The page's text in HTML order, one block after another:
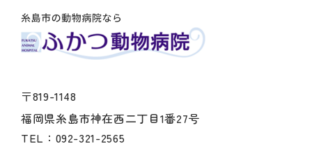
〒819-1148
福岡県糸島市神在西二丁目1番27号
TEL：092-321-2565